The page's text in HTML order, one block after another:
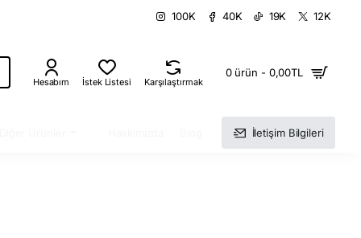
100K 40K 19K 12K
Hesabım İstek Listesi Karşılaştırmak
0 ürün - 0,00TL
İletişim Bilgileri